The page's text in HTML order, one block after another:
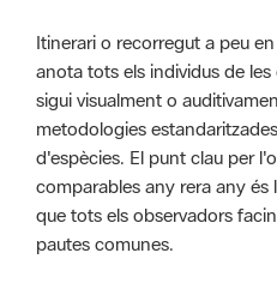
Itinerari o recorregut a peu
anota tots els individus de
sigui visualment o
metodologies
d'espècies. El punt clau per
comparables any rera any és
que tots els observadors
pautes comunes.